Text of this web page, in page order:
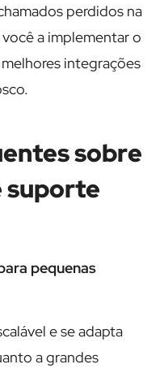
perdidos na
a implementar o
integrações
sobre
suporte
pequenas
e se adapta
a grandes